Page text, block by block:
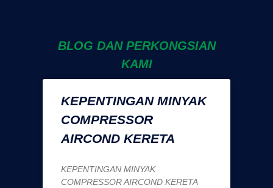
BLOG DAN PERKONGSIAN
KAMI
KEPENTINGAN MINYAK
COMPRESSOR
AIRCOND KERETA
KEPENTINGAN MINYAK
COMPRESSOR AIRCOND KERETA